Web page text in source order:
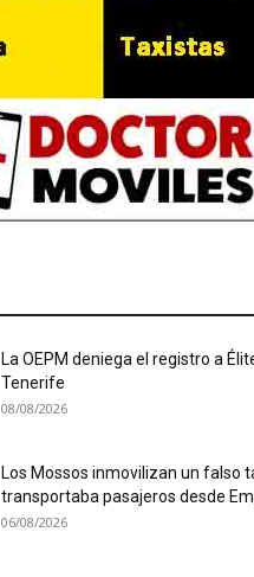
La OEPM deniega el registro a
Tenerife
08/08/2026
Los Mossos inmovilizan un falso
transportaba pasajeros desde
06/08/2026